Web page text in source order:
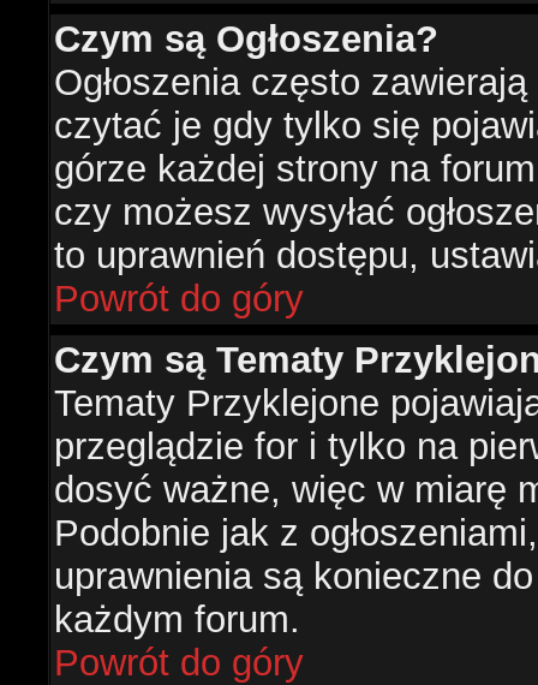
Czym są Ogłoszenia?
Ogłoszenia często
czytać je gdy tylko się
górze każdej strony na
czy możesz wysyłać
to uprawnień dostępu,
Powrót do góry
Czym są Tematy
Tematy Przyklejone
przeglądzie for i tylko na
dosyć ważne, więc w miarę
Podobnie jak z
uprawnienia są konieczne
każdym forum.
Powrót do góry